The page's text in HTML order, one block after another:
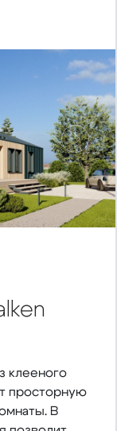
клееного
просторную
В